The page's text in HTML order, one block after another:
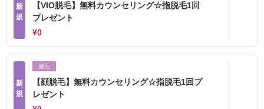
新
規
【VIO脱毛】無料カウンセリング☆指脱毛1回
プレゼント
¥0
新
規
脱毛
【顔脱毛】無料カウンセリング☆指脱毛1回プ
レゼント